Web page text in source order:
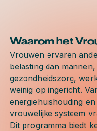
Waarom het
Vrouwen ervaren
belasting dan
gezondheidszorg,
weinig op ingericht.
energiehuishouding
vrouwelijke systeem
Dit programma biedt